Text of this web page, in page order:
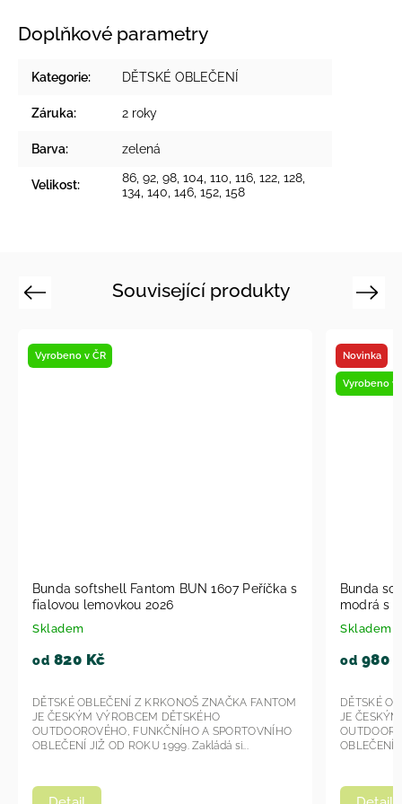
Doplňkové parametry
Kategorie: DĚTSKÉ OBLEČENÍ
Záruka: 2 roky
Barva: zelená
Velikost:
86, 92, 98, 104, 110, 116, 122, 128,
134, 140, 146, 152, 158
Související produkty
Previous
Novinka
Bunda softshell Fantom BUN 0306 Tmavě
modrá s hvězdičkami 2026
Skladem
od980 Kč
DĚTSKÉ OBLEČENÍ Z KRKONOŠ ZNAČKA FANTOM
JE ČESKÝM VÝROBCEM DĚTSKÉHO
OUTDOOROVÉHO, FUNKČNÍHO A SPORTOVNÍHO
OBLEČENÍ JIŽ OD ROKU 1999. Zakládá si...
od
JE
Next